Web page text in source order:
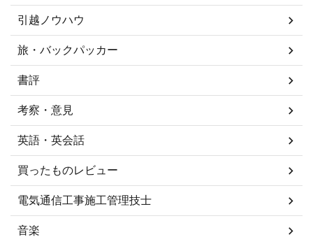
引越ノウハウ
旅・バックパッカー
書評
考察・意見
英語・英会話
買ったものレビュー
電気通信工事施工管理技士
音楽